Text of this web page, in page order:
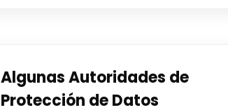
Algunas Autoridades de
Protección de Datos